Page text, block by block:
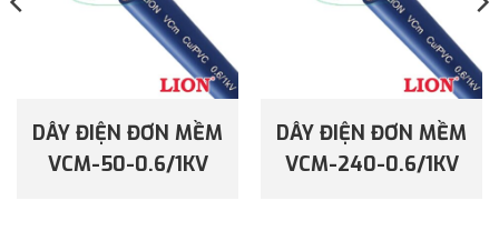
DÂY ĐIỆN ĐƠN MỀM
VCM-50-0.6/1KV
DÂY ĐIỆN ĐƠN MỀM
VCM-240-0.6/1KV